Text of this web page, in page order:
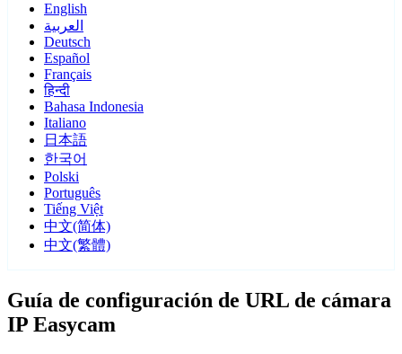
English
العربية
Deutsch
Español
Français
हिन्दी
Bahasa Indonesia
Italiano
日本語
한국어
Polski
Português
Tiếng Việt
中文(简体)
中文(繁體)
Guía de configuración de URL de cámara
IP Easycam